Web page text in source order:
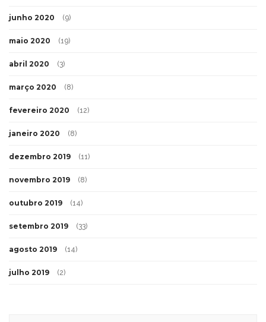
junho 2020 (9)
maio 2020 (19)
abril 2020 (3)
março 2020 (8)
fevereiro 2020 (12)
janeiro 2020 (8)
dezembro 2019 (11)
novembro 2019 (8)
outubro 2019 (14)
setembro 2019 (33)
agosto 2019 (14)
julho 2019 (2)